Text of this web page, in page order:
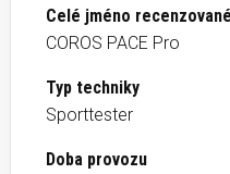
Celé jméno
COROS PACE Pro
Typ techniky
Sporttester
Doba provozu